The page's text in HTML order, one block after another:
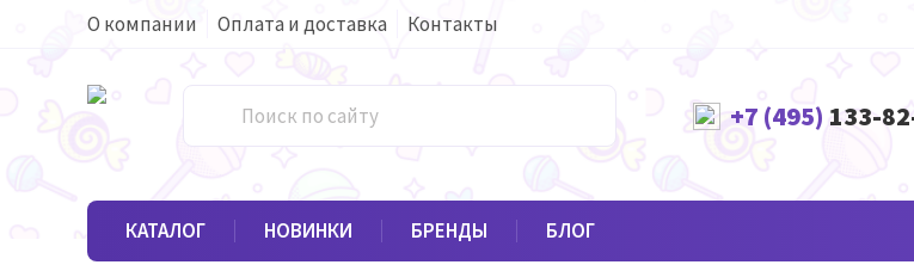
О компании Оплата и доставка Контакты
+7 (495) 133-
КАТАЛОГ НОВИНКИ БРЕНДЫ БЛОГ